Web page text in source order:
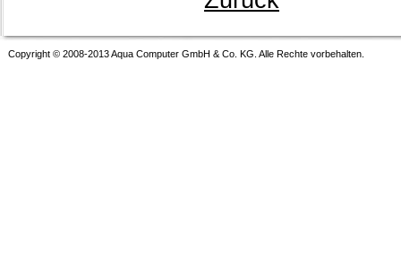
Copyright © 2008-2013 Aqua Computer GmbH & Co. KG. Alle Rechte vorbehalten.